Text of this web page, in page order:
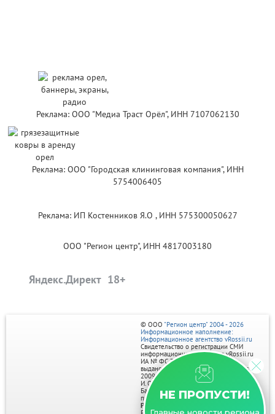
Реклама: ООО "Медиа Траст Орёл", ИНН 7107062130
Реклама: ООО "Городская клининговая компания", ИНН
5754006405
Реклама: ИП Костенников Я.О , ИНН 575300050627
ООО "Регион центр", ИНН 4817003180
Яндекс.Директ
НЕ ПРОПУСТИ!
© ООО "Регион центр" 2004 - 2026
Информационное наполнение:
Информационное агентство vRossii.ru
Свидетельство о регистрации СМИ
информационного агентства vRossii.ru
ИА № ФС 77‑35502
выдано РОСКОМНАДЗОРом 04 марта
2009г.
И. О. Главного редактора Нарыков А. Н.
Баннеры на портале размещаются на
правах рекламы.
Реклама на портале: